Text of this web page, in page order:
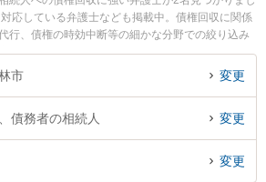
応している弁護士なども掲載中。債権回収に関係
行、債権の時効中断等の細かな分野での絞り込み
花アトリエ法律事務所の井野口 通隆弁護士や上野
夫弁護士のプロフィール情報や弁護士費用、強み
績豊富な近くの弁護士を検索したい』『初回相談
権回収を法律相談できる館林市内の弁護士に相談
相談者さんにおすすめです。
市 変更
債務者の相続人 変更
変更